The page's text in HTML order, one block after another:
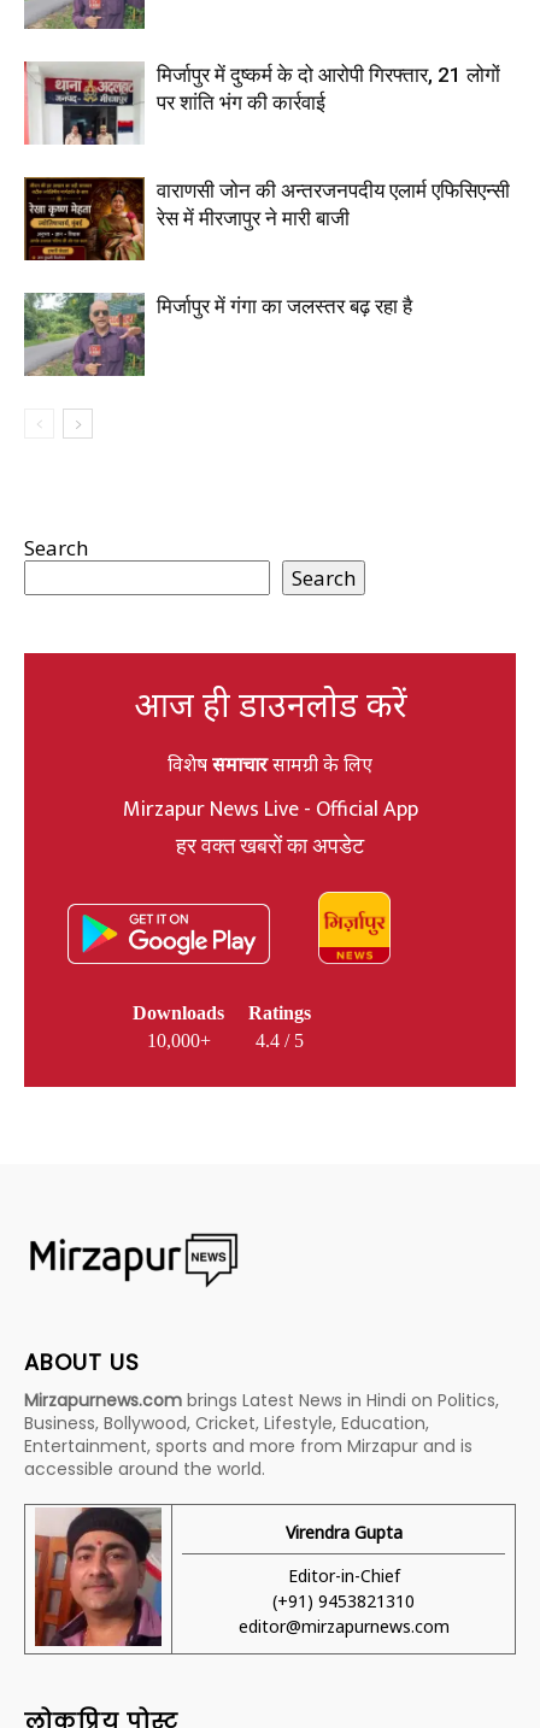
मिर्जापुर में दुष्कर्म के दो आरोपी गिरफ्तार, 21 लोगों
पर शांति भंग की कार्रवाई
वाराणसी जोन की अन्तरजनपदीय एलार्म एफिसिएन्सी
रेस में मीरजापुर ने मारी बाजी
मिर्जापुर में गंगा का जलस्तर बढ़ रहा है
Search
Search
आज ही डाउनलोड करें
विशेषसमाचारसामग्री के लिए
Mirzapur News Live - Official App
हर वक्त खबरों का अपडेट
Downloads
10,000+
Ratings
4.4 / 5
ABOUT US
Mirzapurnews.com brings Latest News in Hindi on Politics,
Business, Bollywood, Cricket, Lifestyle, Education,
Entertainment, sports and more from Mirzapur and is
accessible around the world.
Virendra Gupta
Editor-in-Chief
(+91) 9453821310
editor@mirzapurnews.com
लोकप्रिय पोस्ट